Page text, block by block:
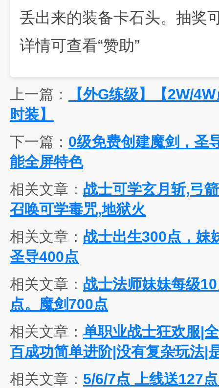
丢出来的装备卡石头。抽奖
详情可查看“赞助”
上一篇：
【外G练级】【2W/
时装】
下一篇： 0级免费创建魔剑，圣
能全屏特色
相关文章： 战士可学玄月斩,弓
召唤可学毒咒,地狱火
相关文章： 战士出生300点，妹
圣导400点
相关文章： 战士法师妹妹每级
点。魔剑700点
相关文章： 单职业战士狂欢服|
百成功简单进阶|没有复杂玩法|
相关文章： 5/6/7点 上线送127